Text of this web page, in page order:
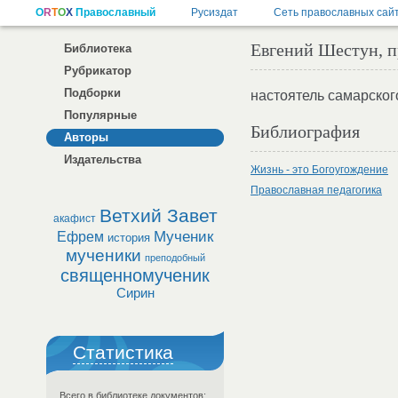
Библиотека
Рубрикатор
Подборки
Популярные
Авторы
Издательства
акафист Ветхий Завет
Ефрем история Мученик
мученики преподобный
священномученик
Сирин
Статистика
Всего в библиотеке документов:
Евгений Шестун,
настоятель
Библиография
Жизнь - это Богоугождение
Православная педагогика